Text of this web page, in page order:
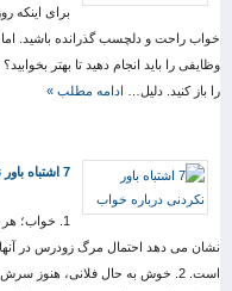
برای اینکه
خواب راحت و دلچسب گذرانده باشید.
وظایفی را باید انجام دهید تا بهتر
را باز کنید. دلیل… ادامه مطلب »
7 اشتباه باور نکردنی درباره خواب!
1. خواب؛
است. 2. خوش به حال فلانی، هنوز